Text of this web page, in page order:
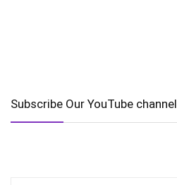
Subscribe Our YouTube channel